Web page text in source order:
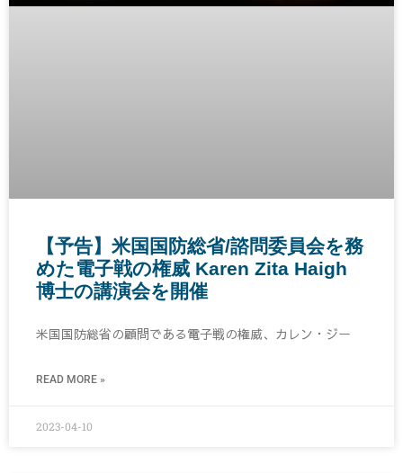
【予告】米国国防総省/諮問委員会を務
めた電子戦の権威 Karen Zita Haigh
博士の講演会を開催
米国国防総省の顧問である電子戦の権威、カレン・ジー
READ MORE »
2023-04-10